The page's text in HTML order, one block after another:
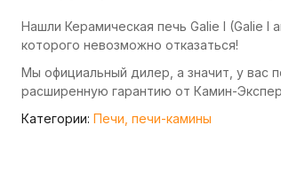
Нашли Керамическая печь Galie l (Galie
которого невозможно отказаться!
Мы официальный дилер, а значит, у вас
расширенную гарантию от Камин-
Категории: Печи, печи-камины